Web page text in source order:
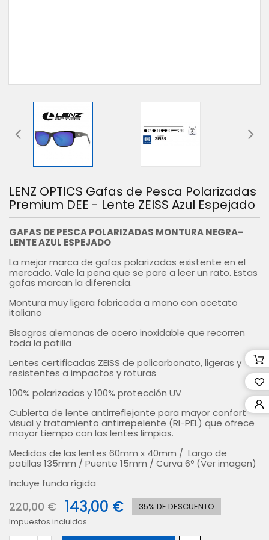
LENZ OPTICS Gafas de Pesca Polarizadas
Premium DEE - Lente ZEISS Azul Espejado
GAFAS DE PESCA POLARIZADAS MONTURA NEGRA-
LENTE AZUL ESPEJADO
La mejor marca de gafas polarizadas existente en el
mercado. Vale la pena que se pare a leer un rato. Estas
gafas marcan la diferencia.
Montura muy ligera fabricada a mano con acetato
italiano
Bisagras alemanas de acero inoxidable que recorren
toda la patilla
Lentes certificadas ZEISS de policarbonato, ligeras y
resistentes a impactos y roturas
100% polarizadas y 100% protección UV
Cubierta de lente antirreflejante para mayor confort
visual y tratamiento antirrepelente (RI-PEL) que ofrece
mayor tiempo con las lentes limpias.
Medidas de las lentes 60mm x 40mm / Largo de
patillas 135mm / Puente 15mm / Curva 6º (Ver imagen)
Incluye funda rígida
220,00 € 143,00 €
35% DE DESCUENTO
Impuestos incluidos